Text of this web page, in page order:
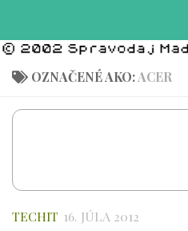
OZNAČENÉ AKO:ACER
TECHIT 16. JÚLA 2012